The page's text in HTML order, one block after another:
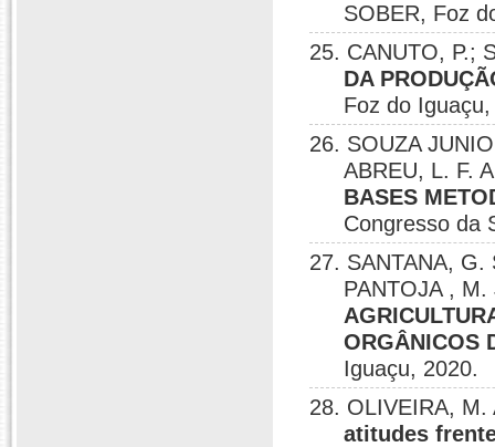
SOBER, Foz
25. CANUTO, P.;
DA
Foz do
26. SOUZA
ABREU, L. F.
BASES
Congresso da
27. SANTANA,
PANTOJA ,
ORGÂNICOS
Iguaçu, 2020.
28. OLIVEIRA,
atitudes